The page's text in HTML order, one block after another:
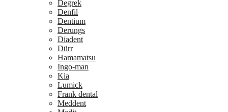
Degrek
Denfil
Dentium
Derungs
Diadent
Dürr
Hamamatsu
Ingo-man
Kia
Lumick
Frank dental
Meddent